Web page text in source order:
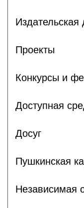
Издательская
Проекты
Конкурсы и
Доступная
Досуг
Пушкинская
Независимая